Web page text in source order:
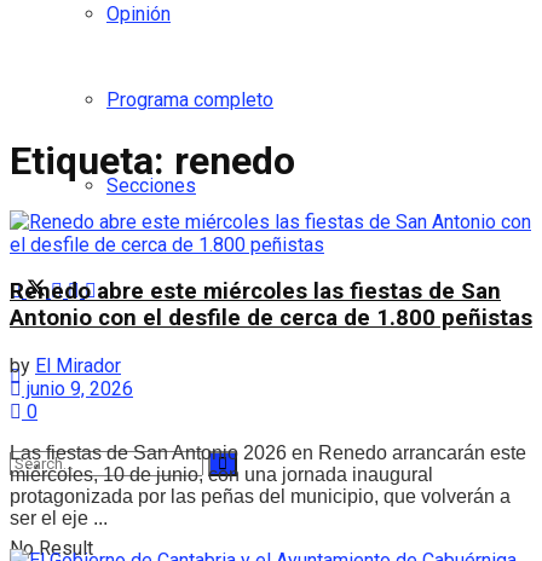
Opinión
Programa completo
Secciones
No Result
Etiqueta: renedo
Renedo abre este miércoles las fiestas de San
Antonio con el desfile de cerca de 1.800 peñistas
by El Mirador
junio 9, 2026
0
Las fiestas de San Antonio 2026 en Renedo arrancarán este
miércoles, 10 de junio, con una jornada inaugural
protagonizada por las peñas del municipio, que volverán a
ser el eje ...